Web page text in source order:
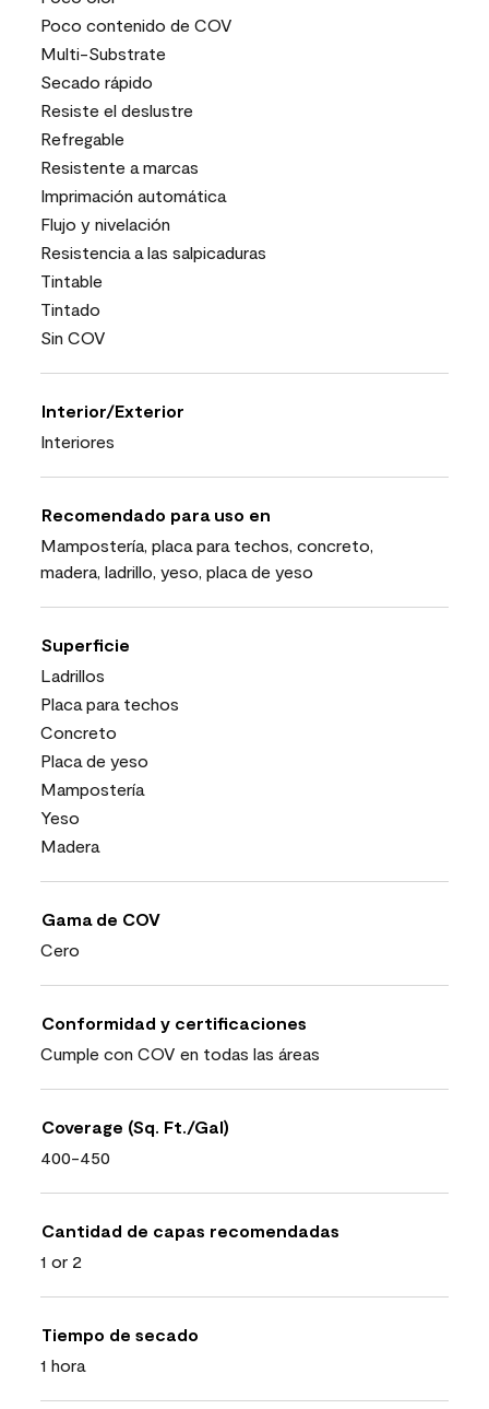
Poco contenido de COV
Multi-Substrate
Secado rápido
Resiste el deslustre
Refregable
Resistente a marcas
Imprimación automática
Flujo y nivelación
Resistencia a las salpicaduras
Tintable
Tintado
Sin COV
Interior/Exterior
Interiores
Recomendado para uso en
Mampostería, placa para techos, concreto,
madera, ladrillo, yeso, placa de yeso
Superficie
Ladrillos
Placa para techos
Concreto
Placa de yeso
Mampostería
Yeso
Madera
Gama de COV
Cero
Conformidad y certificaciones
Cumple con COV en todas las áreas
Coverage (Sq. Ft./Gal)
400-450
Cantidad de capas recomendadas
1 or 2
Tiempo de secado
1 hora